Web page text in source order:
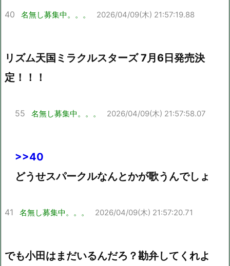
40 名無し募集中。。。 2026/04/09(木) 21:57:19.88
リズム天国ミラクルスターズ 7月6日発売決
定！！！
55 名無し募集中。。。 2026/04/09(木) 21:57:58.07
>>40
どうせスパークルなんとかが歌うんでしょ
41 名無し募集中。。。 2026/04/09(木) 21:57:20.71
でも小田はまだいるんだろ？勘弁してくれよ